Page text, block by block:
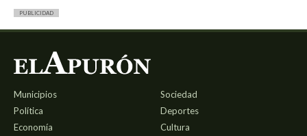
PUBLICIDAD
Municipios
Política
Economía
Sociedad
Deportes
Cultura